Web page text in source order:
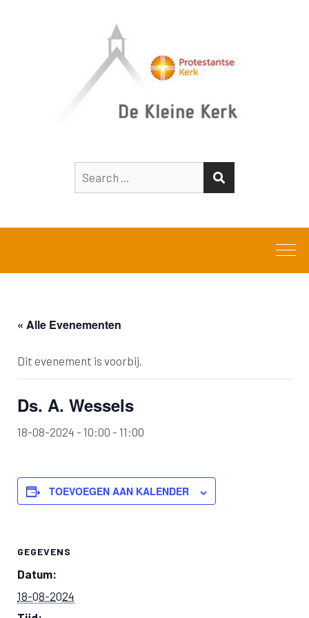
for:
« Alle Evenementen
Dit evenement is voorbij.
Ds. A. Wessels
18-08-2024 - 10:00 - 11:00
TOEVOEGEN AAN KALENDER
GEGEVENS
Datum:
18-08-2024